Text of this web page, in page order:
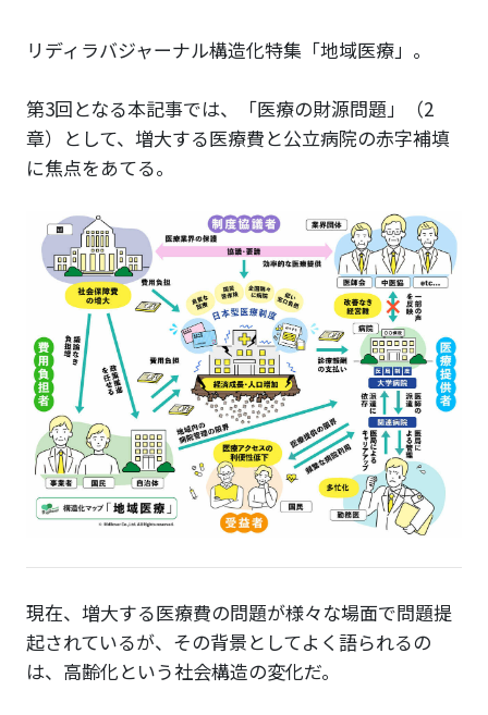
リディラバジャーナル構造化特集「地域医療」。
第3回となる本記事では、「医療の財源問題」（2
章）として、増大する医療費と公立病院の赤字補填
に焦点をあてる。
現在、増大する医療費の問題が様々な場面で問題提
起されているが、その背景としてよく語られるの
は、高齢化という社会構造の変化だ。